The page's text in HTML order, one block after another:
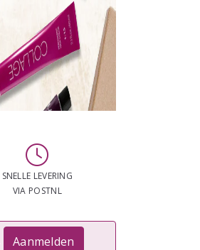
SNELLE LEVERING
VIA POSTNL
Aanmelden